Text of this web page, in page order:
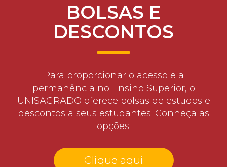
BOLSAS E
DESCONTOS
Para proporcionar o acesso e a
permanência no Ensino Superior, o
UNISAGRADO oferece bolsas de estudos e
descontos a seus estudantes. Conheça as
opções!
Clique aqui